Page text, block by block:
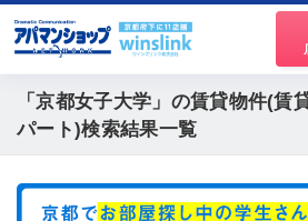
「京都女子大学」 の賃貸物件(賃
パート)検索結果一覧